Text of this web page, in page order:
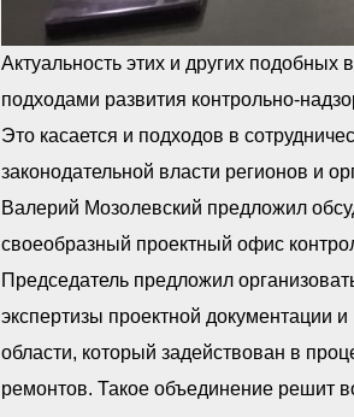
Актуальность этих и других
подходами развития контрольно-
Это касается и подходов в
законодательной власти регионов и
Валерий Мозолевский предложил
своеобразный проектный офис
Председатель предложил
экспертизы проектной документации
области, который задействован в
ремонтов. Такое объединение решит